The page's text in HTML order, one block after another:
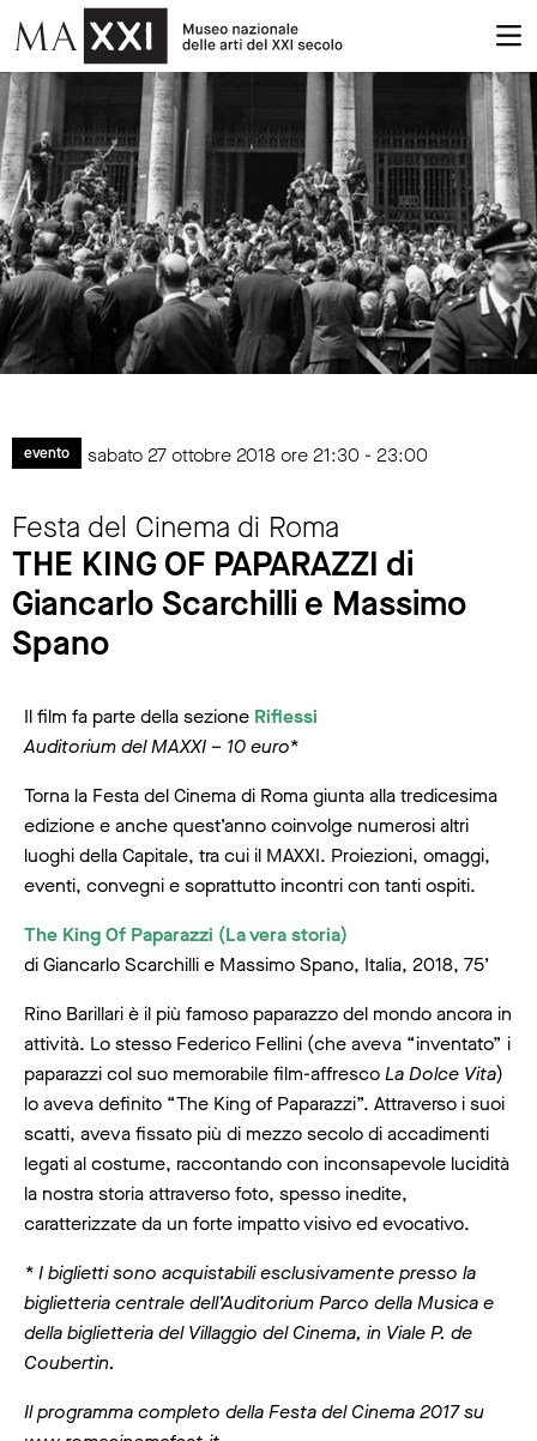
evento sabato 27 ottobre 2018 ore 21:30 - 23:00
Festa del Cinema di Roma
THE KING OF PAPARAZZI di
Giancarlo Scarchilli e Massimo
Spano
Il film fa parte della sezione Riflessi
Auditorium del MAXXI – 10 euro*
Torna la Festa del Cinema di Roma giunta alla tredicesima
edizione e anche quest’anno coinvolge numerosi altri
luoghi della Capitale, tra cui il MAXXI. Proiezioni, omaggi,
eventi, convegni e soprattutto incontri con tanti ospiti.
The King Of Paparazzi (La vera storia)
di Giancarlo Scarchilli e Massimo Spano, Italia, 2018, 75’
Rino Barillari è il più famoso paparazzo del mondo ancora in
attività. Lo stesso Federico Fellini (che aveva “inventato” i
paparazzi col suo memorabile film-affrescoLa Dolce Vita)
lo aveva definito “The King of Paparazzi”. Attraverso i suoi
scatti, aveva fissato più di mezzo secolo di accadimenti
legati al costume, raccontando con inconsapevole lucidità
la nostra storia attraverso foto, spesso inedite,
caratterizzate da un forte impatto visivo ed evocativo.
* I biglietti sono acquistabili esclusivamente presso la
biglietteria centrale dell’Auditorium Parco della Musica e
della biglietteria del Villaggio del Cinema, in Viale P. de
Coubertin.
Il programma completo della Festa del Cinema 2017 su